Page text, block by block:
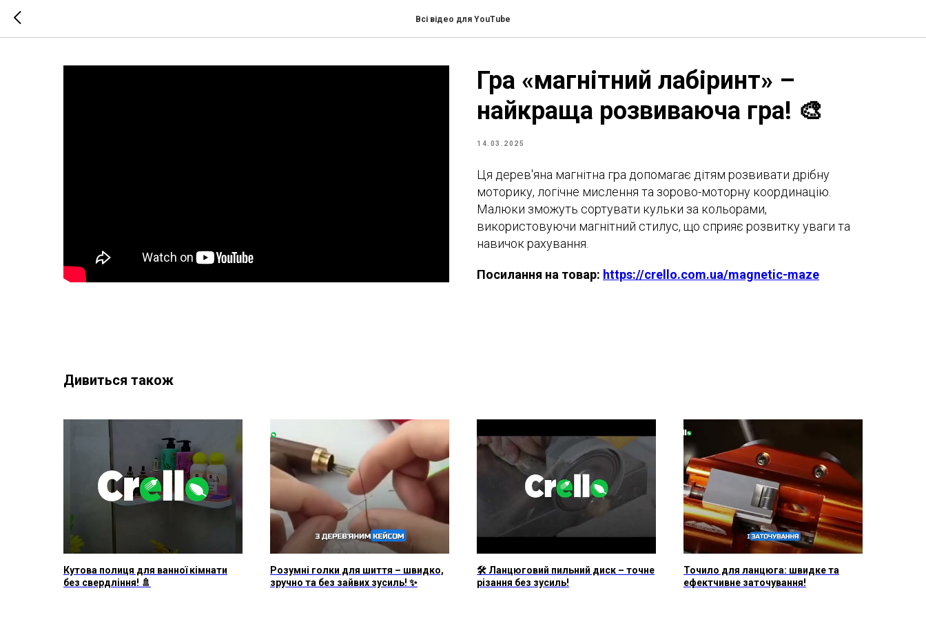
Всі відео для YouTube
Гра «магнітний лабіринт» –
найкраща розвиваюча гра! 🎨
14.03.2025
Ця дерев'яна магнітна гра допомагає дітям розвивати дрібну
моторику, логічне мислення та зорово-моторну координацію.
Малюки зможуть сортувати кульки за кольорами,
використовуючи магнітний стилус, що сприяє розвитку уваги та
навичок рахування.
Посилання на товар: https://crello.com.ua/magnetic-maze
Дивиться також
Кутова полиця для ванної кімнати
без свердління! 🚿
Розумні голки для шиття – швидко,
зручно та без зайвих зусиль! ✨
🛠 Ланцюговий пильний диск – точне
різання без зусиль!
Точило для ланцюга: швидке та
ефектчивне заточування!